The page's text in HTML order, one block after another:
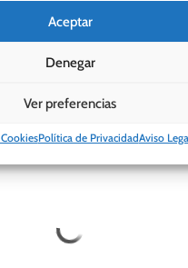
Aceptar
Denegar
Ver preferencias
Política de PrivacidadAviso